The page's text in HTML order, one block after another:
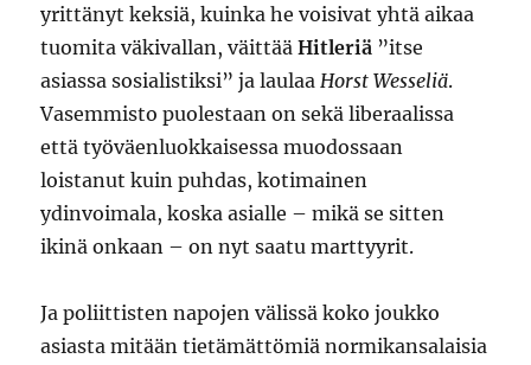
yrittänyt keksiä, kuinka he voisivat yhtä aikaa
tuomita väkivallan, väittää Hitleriä ”itse
asiassa sosialistiksi” ja laulaaHorst Wesseliä.
Vasemmisto puolestaan on sekä liberaalissa
että työväenluokkaisessa muodossaan
loistanut kuin puhdas, kotimainen
ydinvoimala, koska asialle – mikä se sitten
ikinä onkaan – on nyt saatu marttyyrit.
Ja poliittisten napojen välissä koko joukko
asiasta mitään tietämättömiä normikansalaisia